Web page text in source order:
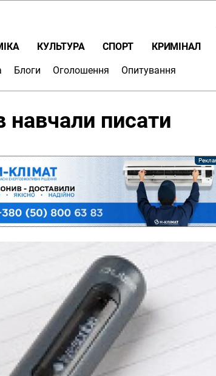
КУЛЬТУРА СПОРТ КРИМІНАЛ
Блоги Оголошення Опитування
навчали писати